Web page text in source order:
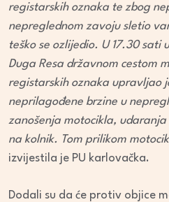
registarskih oznaka te zbog
nepreglednom zavoju sletio
teško se ozlijedio. U 17.30 sati
Duga Resa državnom cestom
registarskih oznaka upravljao
neprilagođene brzine u
zanošenja motocikla,
na kolnik. Tom prilikom
izvijestila je PU karlovačka.
Dodali su da će protiv objice